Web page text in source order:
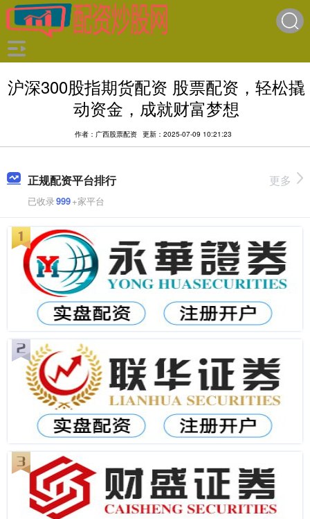
沪深300股指期货配资 股票配资，轻松撬
动资金，成就财富梦想
作者：广西股票配资 更新：2025-07-09 10:21:23
正规配资平台排行
已收录999+家平台
更多